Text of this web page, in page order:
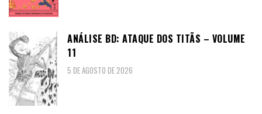
ANÁLISE BD: ATAQUE DOS TITÃS – VOLUME
11
5 DE AGOSTO DE 2026